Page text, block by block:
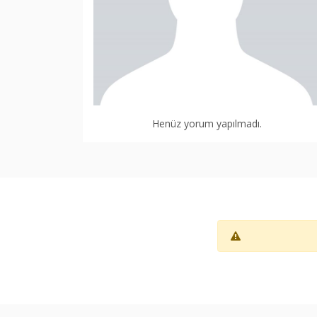
Henüz yorum yapılmadı.